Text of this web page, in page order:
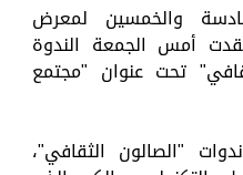
والخمسين لمعرض
أمس الجمعة الندوة
تحت عنوان "مجتمع
"الصالون الثقافي"،